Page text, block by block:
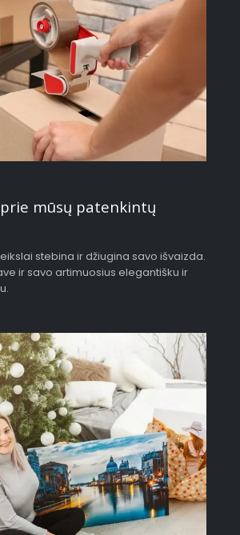
mūsų patenkintų
stebina ir džiugina savo išvaizda.
ir savo artimuosius elegantišku ir